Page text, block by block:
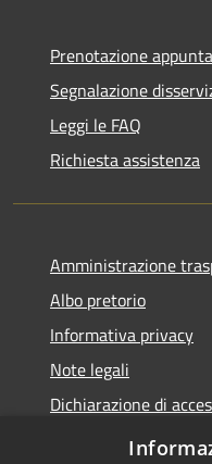
Prenotazione
Segnalazione
Leggi le FAQ
Richiesta assistenza
Amministrazione
Albo pretorio
Informativa privacy
Note legali
Dichiarazione di
Piano di